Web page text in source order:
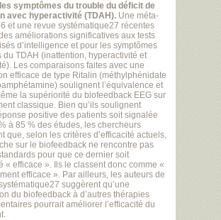
symptômes du trouble du déficit de
avec hyperactivité (TDAH). Une méta-
et une revue systématique27 récentes
améliorations significatives aux tests
d’intelligence et pour les symptômes
du TDAH (inattention, hyperactivité et
Les comparaisons faites avec une
efficace de type Ritalin (méthylphénidate
soulignent l’équivalence et
la supériorité du biofeedback EEG sur
classique. Bien qu’ils soulignent
positive des patients soit signalée
à 85 % des études, les chercheurs
que, selon les critères d’efficacité actuels,
sur le biofeedback ne rencontre pas
pour que ce dernier soit
« efficace ». Ils le classent donc comme «
efficace ». Par ailleurs, les auteurs de
suggèrent qu’une
du biofeedback à d’autres thérapies
pourrait améliorer l’efficacité du